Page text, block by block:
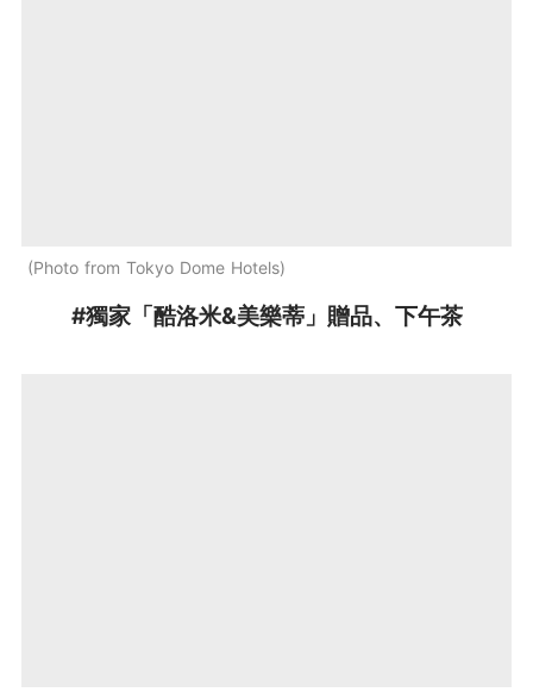
Photo from Tokyo Dome Hotels
#獨家「酷洛米&美樂蒂」贈品、下午茶